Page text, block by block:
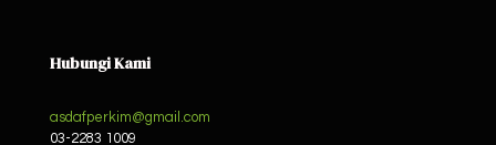
Hubungi Kami
asdafperkim@gmail.com
03-2283 1009